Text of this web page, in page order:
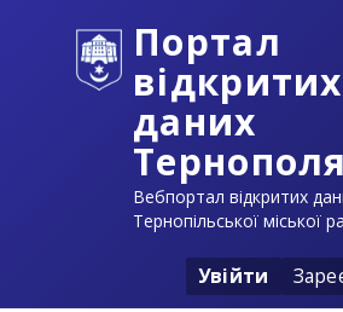
Портал
відкритих
даних
Тернополя
Вебпортал відкритих
Тернопільської міської
Увійти